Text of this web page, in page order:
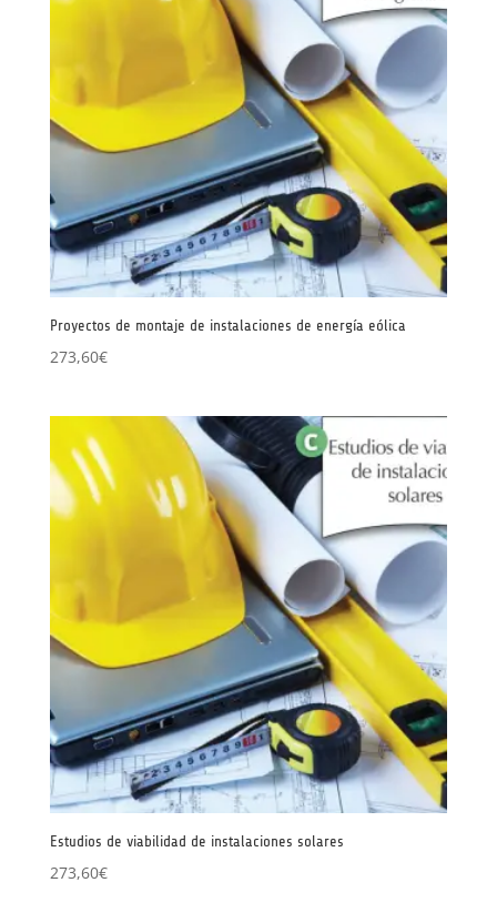
Proyectos de montaje de instalaciones de energía eólica
273,60€
Estudios de viabilidad de instalaciones solares
273,60€